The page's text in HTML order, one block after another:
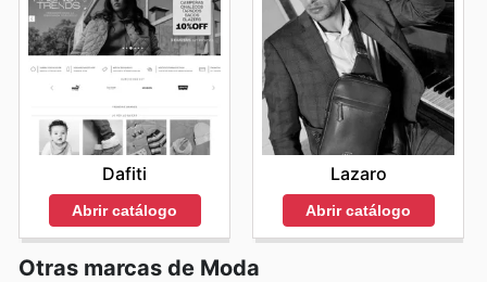
Dafiti
Abrir catálogo
Lazaro
Abrir catálogo
Otras marcas de Moda